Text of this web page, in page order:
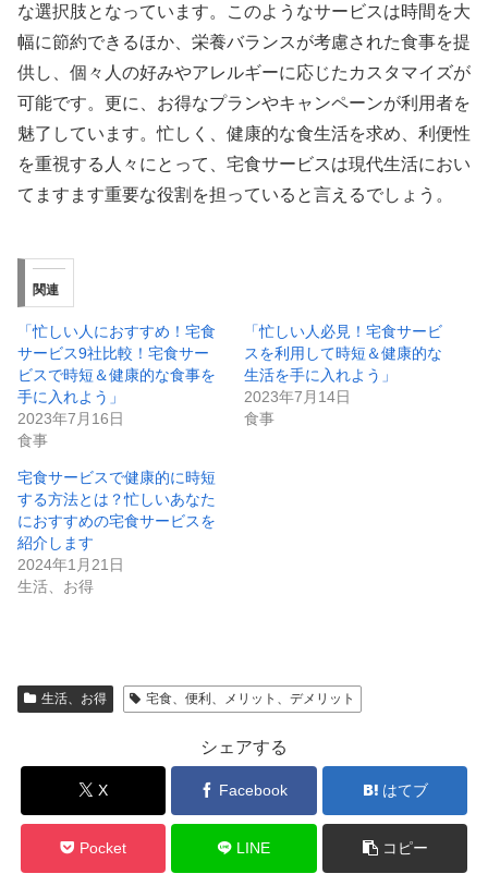
な選択肢となっています。このようなサービスは時間を大
幅に節約できるほか、栄養バランスが考慮された食事を提
供し、個々人の好みやアレルギーに応じたカスタマイズが
可能です。更に、お得なプランやキャンペーンが利用者を
魅了しています。忙しく、健康的な食生活を求め、利便性
を重視する人々にとって、宅食サービスは現代生活におい
てますます重要な役割を担っていると言えるでしょう。
関連
「忙しい人におすすめ！宅食
サービス9社比較！宅食サー
ビスで時短＆健康的な食事を
手に入れよう」
2023年7月16日
食事
「忙しい人必見！宅食サービ
スを利用して時短＆健康的な
生活を手に入れよう」
2023年7月14日
食事
宅食サービスで健康的に時短
する方法とは？忙しいあなた
におすすめの宅食サービスを
紹介します
2024年1月21日
生活、お得
生活、お得 宅食、便利、メリット、デメリット
シェアする
X Facebook はてブ
Pocket LINE コピー